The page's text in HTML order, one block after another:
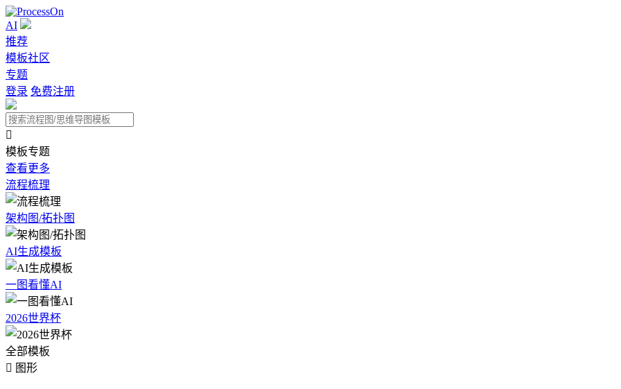
AI
推荐
模板社区
专题
登录 免费注册

模板专题
查看更多
流程梳理
架构图/拓扑图
AI生成模板
一图看懂AI
2026世界杯
全部模板
 图形